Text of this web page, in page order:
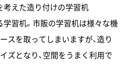
えた造り付けの学習机
習机。市販の学習机は様々な機
スを取ってしまいますが、造り
ズとなり、空間をうまく利用で